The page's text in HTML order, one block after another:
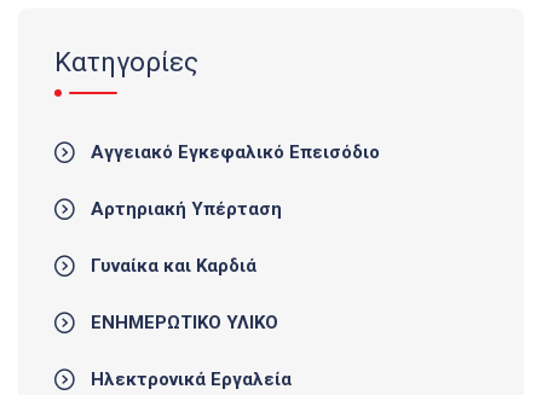
Κατηγορίες
Αγγειακό Εγκεφαλικό Επεισόδιο
Αρτηριακή Υπέρταση
Γυναίκα και Καρδιά
ΕΝΗΜΕΡΩΤΙΚΟ ΥΛΙΚΟ
Ηλεκτρονικά Εργαλεία